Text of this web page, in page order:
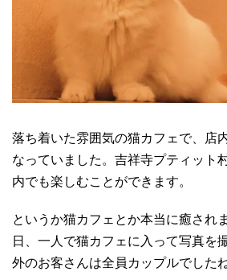
落ち着いた雰囲気の猫カフェで、店
なっていました。吉祥寺プティット
内でも楽しむことができます。
というか猫カフェとか本当に癒され
日、一人で猫カフェに入って写真を
外のお客さんは全員カップルでした